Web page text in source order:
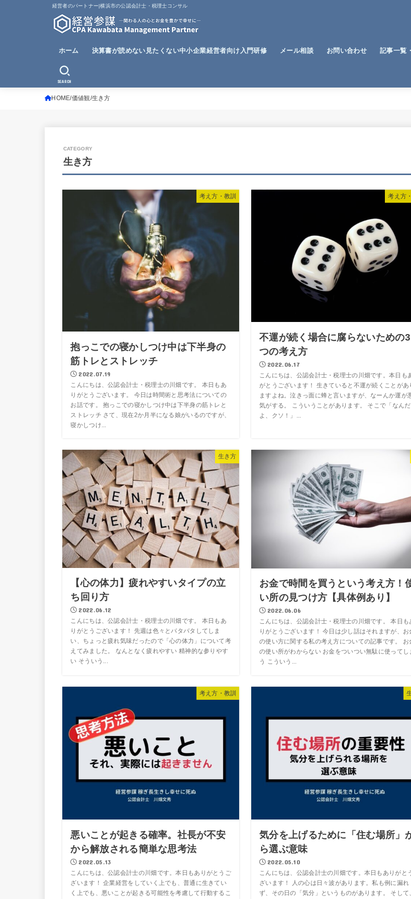
経営者のパートナー|横浜市の公認会計士・税理士コンサル
ホーム 決算書が読めない見たくない中小企業経営者向け入門研修 メール相談 お問い合わせ 記事一覧
SEARCH
HOME 価値観 生き方
生き方
考え方・教訓
抱っこでの寝かしつけ中は下半身の
筋トレとストレッチ
2022.07.19
こんにちは、公認会計士・税理士の川畑です。 本日もあ
りがとうございます。 今日は時間術と思考法についての
お話です。 抱っこでの寝かしつけ中は下半身の筋トレと
ストレッチ さて、現在2か月半になる娘がいるのですが、
寝かしつけ...
考え方
不運が続く場合に腐らないための3
つの考え方
2022.06.17
こんにちは、公認会計士・税理士の川畑です。本日も
がとうございます！ 生きていると不運が続くことがあ
ますよね。泣きっ面に蜂と言いますが、なーんか運が
気がする。 こういうことがあります。 そこで「なんだ
よ、クソ！」...
生き方
【心の体力】疲れやすいタイプの立
ち回り方
2022.06.12
こんにちは、公認会計士・税理士の川畑です。 本日もあ
りがとうございます！ 先週は色々とバタバタしてしま
い、ちょっと疲れ気味だったので「心の体力」について考
えてみました。 なんとなく疲れやすい 精神的な参りやす
い そういう...
お金で時間を買うという考え方！
い所の見つけ方【具体例あり】
2022.06.06
こんにちは、公認会計士・税理士の川畑です。 本日も
りがとうございます！ 今日は少し話はそれますが、お
の使い方に関する私の考え方についての記事です。 お
の使い所がわからない お金をついつい無駄に使ってし
う こういう...
考え方・教訓
悪いことが起きる確率。社長が不安
から解放される簡単な思考法
2022.05.13
こんにちは、公認会計士の川畑です。本日もありがとうご
ざいます！ 企業経営をしていく上でも、普通に生きてい
く上でも、悪いことが起きる可能性を考慮して行動するこ
気分を上げるために「住む場所」
ら選ぶ意味
2022.05.10
こんにちは、公認会計士の川畑です。本日もありがと
ざいます！ 人の心は日々波があります。私も例に漏れ
ず、その日の「気分」というものがあります。 そして